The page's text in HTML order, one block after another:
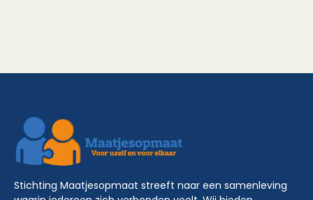
Stichting Maatjesopmaat streeft naar een samenleving